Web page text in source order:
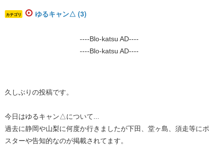
カテゴリ ゆるキャン△ (3)
----Blo-katsu AD----
----Blo-katsu AD----
久しぶりの投稿です。
今日はゆるキャン△について...
過去に静岡や山梨に何度か行きましたが下田、堂ヶ島、須走等にポ
スターや告知的なのが掲載されてます。